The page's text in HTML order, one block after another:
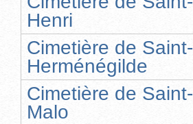
Henri
Cimetière de Saint-
Herménégilde
Cimetière de Saint-
Malo